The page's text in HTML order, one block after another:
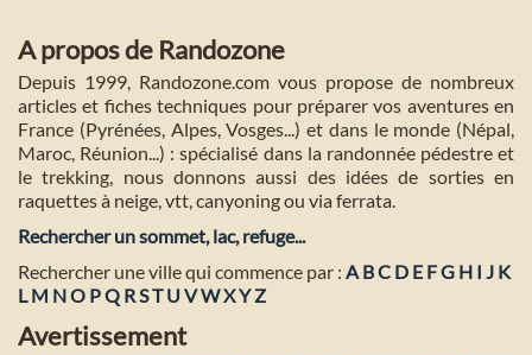
A propos de Randozone
Depuis 1999, Randozone.com vous propose de nombreux
articles et fiches techniques pour préparer vos aventures en
France (Pyrénées, Alpes, Vosges...) et dans le monde (Népal,
Maroc, Réunion...) : spécialisé dans la randonnée pédestre et
le trekking, nous donnons aussi des idées de sorties en
raquettes à neige, vtt, canyoning ou via ferrata.
Rechercher un sommet, lac, refuge...
Rechercher une ville qui commence par : A BC D E FG H I J K
L M NO PQ RST U VWXYZ
Avertissement